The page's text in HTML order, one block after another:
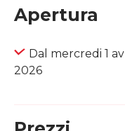
Apertura
Dal mercredi 1
2026